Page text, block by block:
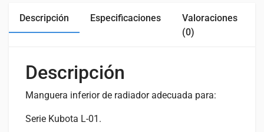
Descripción Especificaciones
Valoraciones
(0)
Descripción
Manguera inferior de radiador adecuada para:
Serie Kubota L-01.